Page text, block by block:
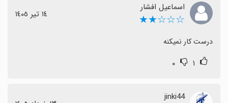
اسماعیل افشار
☆☆☆★★ ١٤ تیر ١٤٠٥
درست کار نمیکنه
۱ ۰
jinki44